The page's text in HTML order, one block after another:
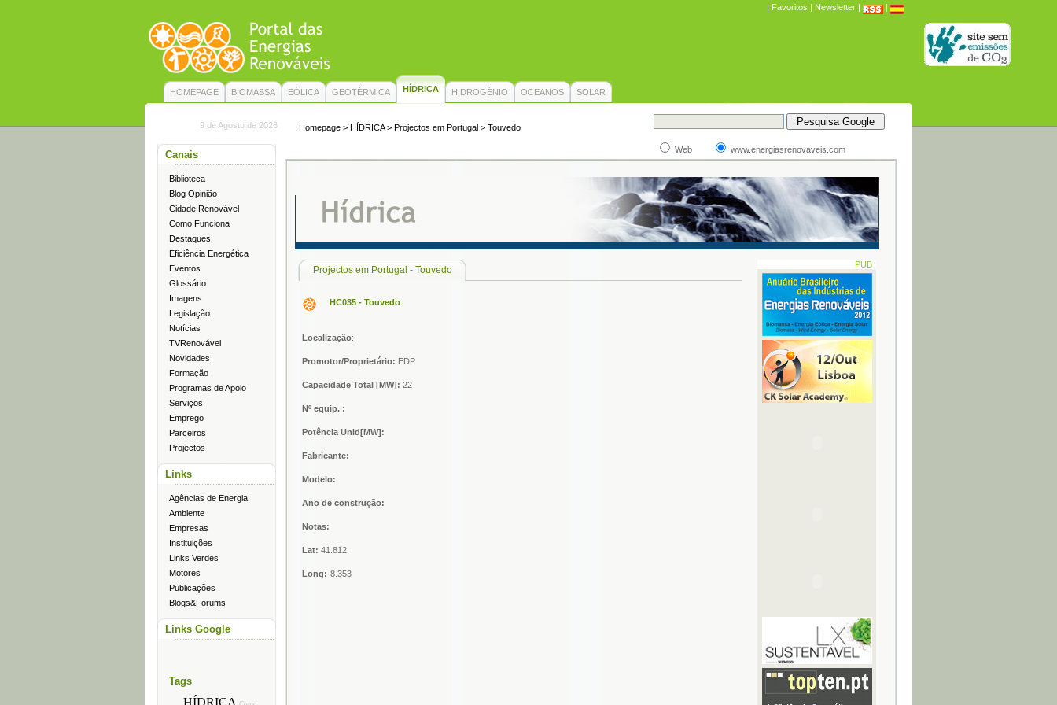
| Favoritos | Newsletter | |
HOMEPAGE BIOMASSA EÓLICA GEOTÉRMICA HÍDRICA HIDROGÉNIO OCEANOS SOLAR
9 de Agosto de 2026
Canais
Biblioteca
Blog Opinião
Cidade Renovável
Como Funciona
Destaques
Eficiência Energética
Eventos
Glossário
Imagens
Legislação
Notícias
TVRenovável
Novidades
Formação
Programas de Apoio
Serviços
Emprego
Parceiros
Projectos
Links
Agências de Energia
Ambiente
Empresas
Instituições
Links Verdes
Motores
Publicações
Blogs&Forums
Links Google
Tags
HÍDRICA
Homepage > HÍDRICA> Projectos em Portugal > Touvedo
Web www.energiasrenovaveis.com
Projectos em Portugal - Touvedo
HC035 - Touvedo
Localização:
Promotor/Proprietário: EDP
Capacidade Total [MW]: 22
Nº equip. :
Potência Unid[MW]:
Fabricante:
Modelo:
Ano de construção:
Notas:
Lat: 41.812
Long:-8.353
PUB